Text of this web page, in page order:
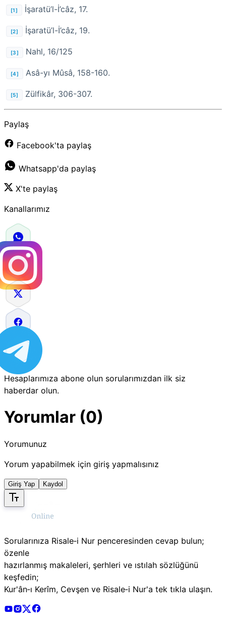
[1] İşaratü’l-İ’câz, 17.
[2] İşaratü’l-İ’câz, 19.
[3] Nahl, 16/125
[4] Asâ-yı Mûsâ, 158-160.
[5] Zülfikâr, 306-307.
Paylaş
Facebook'ta paylaş
Whatsapp'da paylaş
X'te paylaş
Kanallarımız
Hesaplarımıza abone olun sorularımızdan ilk siz
haberdar olun.
Yorumlar (0)
Yorumunuz
Yorum yapabilmek için giriş yapmalısınız
Giriş Yap Kaydol
Sorularınıza Risale‑i Nur penceresinden cevap bulun;
özenle
hazırlanmış makaleleri, şerhleri ve ıstılah sözlüğünü
keşfedin;
Kur'ân‑ı Kerîm, Cevşen ve Risale‑i Nur'a tek tıkla ulaşın.
Risale Online Youtube Hesabı
Risale Online Instagram Hesabı
Risale Online X Hesabı